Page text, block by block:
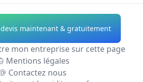
Cave
Traitement
Allier
Traitement
d'Humidité en Cave
devis maintenant & gratuitement
mon entreprise sur cette page
Mentions légales
Contactez nous